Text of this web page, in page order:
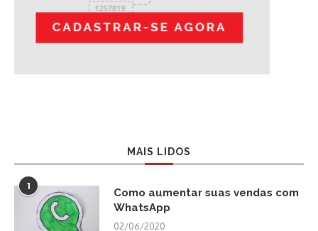
MAIS LIDOS
1
Como aumentar suas vendas com
WhatsApp
02/06/2020